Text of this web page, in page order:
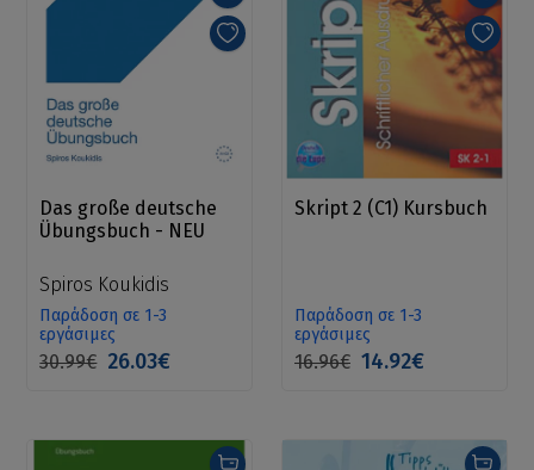
Das große deutsche
Übungsbuch - NEU
Spiros Koukidis
Παράδοση σε 1-3
εργάσιμες
30.99€ 26.03€
Skript 2 (C1) Kursbuch
Παράδοση σε 1-3
εργάσιμες
16.96€ 14.92€